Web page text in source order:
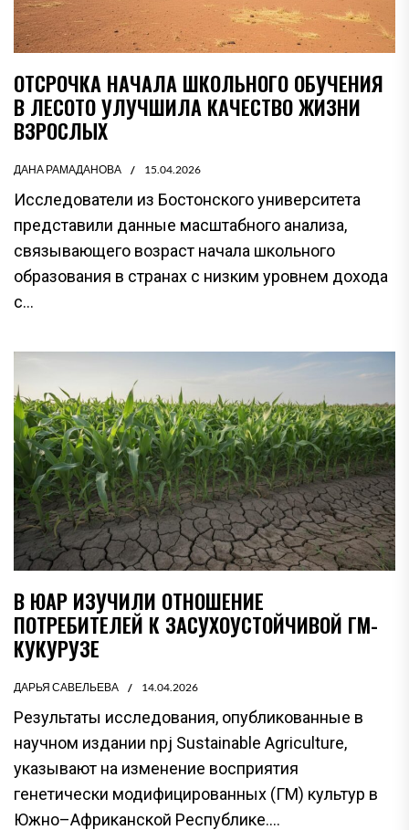
ОТСРОЧКА НАЧАЛА ШКОЛЬНОГО ОБУЧЕНИЯ
В ЛЕСОТО УЛУЧШИЛА КАЧЕСТВО ЖИЗНИ
ВЗРОСЛЫХ
ДАНА РАМАДАНОВА 15.04.2026
Исследователи из Бостонского университета
представили данные масштабного анализа,
связывающего возраст начала школьного
образования в странах с низким уровнем дохода
с...
В ЮАР ИЗУЧИЛИ ОТНОШЕНИЕ
ПОТРЕБИТЕЛЕЙ К ЗАСУХОУСТОЙЧИВОЙ ГМ-
КУКУРУЗЕ
ДАРЬЯ САВЕЛЬЕВА 14.04.2026
Результаты исследования, опубликованные в
научном издании npj Sustainable Agriculture,
указывают на изменение восприятия
генетически модифицированных (ГМ) культур в
Южно–Африканской Республике....